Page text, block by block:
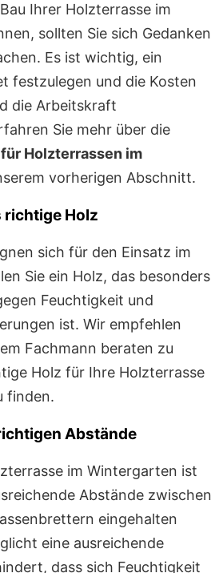
Ihrer Holzterrasse im
sollten Sie sich Gedanken
Es ist wichtig, ein
festzulegen und die Kosten
die Arbeitskraft
Sie mehr über die
Holzterrassen im
vorherigen Abschnitt.
richtige Holz
sich für den Einsatz im
Sie ein Holz, das besonders
Feuchtigkeit und
ist. Wir empfehlen
Fachmann beraten zu
Holz für Ihre Holzterrasse
finden.
Abstände
im Wintergarten ist
Abstände zwischen
eingehalten
eine ausreichende
dass sich Feuchtigkeit